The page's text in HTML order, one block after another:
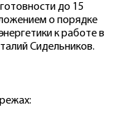
до 15
о порядке
к работе в
Сидельников.